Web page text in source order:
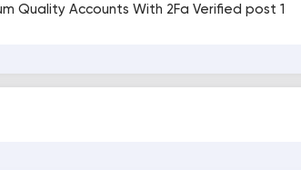
Quality Accounts With 2Fa Verified post 1